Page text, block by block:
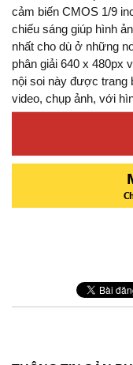
cảm biến CMOS 1/9
chiếu sáng giúp hình
nhất cho dù ở những
phân giải 640 x 480px
nội soi này được trang
video, chụp ảnh, với